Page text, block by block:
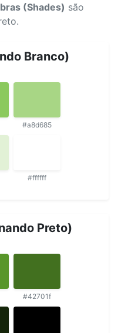
(Shades) são
Branco)
#a8d685
#ffffff
Preto)
#42701f